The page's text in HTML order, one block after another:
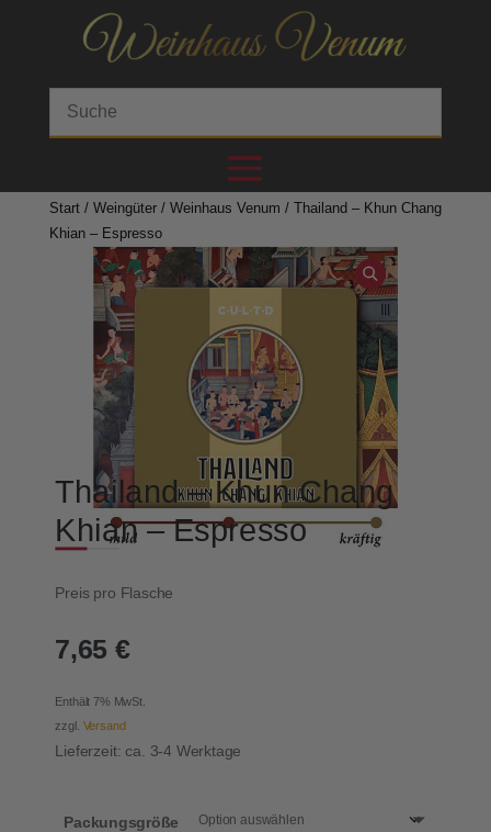
Start/ Weingüter/ Weinhaus Venum / Thailand – Khun Chang
Khian – Espresso
Thailand – Khun Chang
Khian – Espresso
Preis pro Flasche
7,65 €
Enthält 7% MwSt.
zzgl. Versand
Lieferzeit: ca. 3-4 Werktage
Packungsgröße